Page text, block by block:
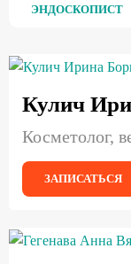
ЭНДОСКОПИСТ
Кулич
Косметолог,
ЗАПИСАТЬСЯ